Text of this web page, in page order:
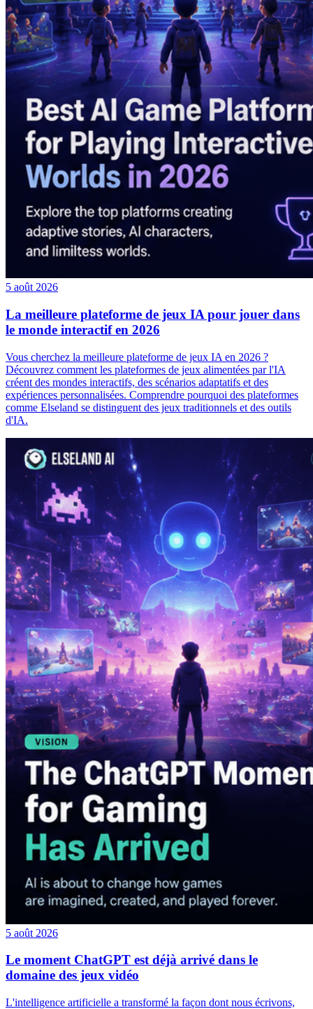
5 août 2026
La meilleure plateforme de jeux IA pour jouer dans
le monde interactif en 2026
Vous cherchez la meilleure plateforme de jeux IA en 2026 ?
Découvrez comment les plateformes de jeux alimentées par l'IA
créent des mondes interactifs, des scénarios adaptatifs et des
expériences personnalisées. Comprendre pourquoi des plateformes
comme Elseland se distinguent des jeux traditionnels et des outils
d'IA.
5 août 2026
Le moment ChatGPT est déjà arrivé dans le
domaine des jeux vidéo
L'intelligence artificielle a transformé la façon dont nous écrivons,